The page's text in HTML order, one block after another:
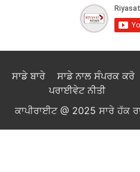
ਸਾਡੇ ਬਾਰੇ ਸਾਡੇ ਨਾਲ ਸੰਪਰਕ ਕਰੋ
ਪਰਾਈਵੇਟ ਨੀਤੀ
ਕਾਪੀਰਾਈਟ @ 2025 ਸਾਰੇ ਹੱਕ